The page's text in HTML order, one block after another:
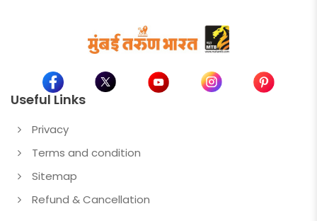
Useful Links
Privacy
Terms and condition
Sitemap
Refund & Cancellation